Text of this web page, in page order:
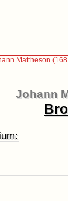
Mattheson
Johann